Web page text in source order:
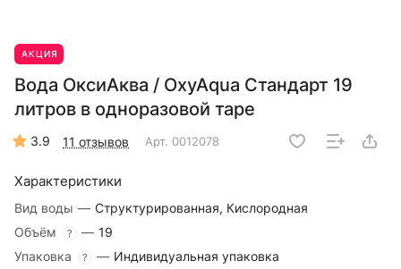
АКЦИЯ
Вода ОксиАква / OxyAqua Стандарт 19
литров в одноразовой таре
3.9 11 отзывов Арт. 0012078
Характеристики
Вид воды — Структурированная, Кислородная
Объём
? — 19
Упаковка
? — Индивидуальная упаковка